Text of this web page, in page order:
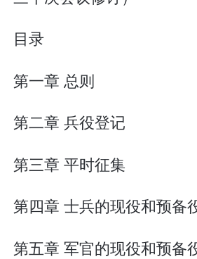
目录
第一章 总则
第二章 兵役登记
第三章 平时征集
第四章 士兵的现役和预备
第五章 军官的现役和预备